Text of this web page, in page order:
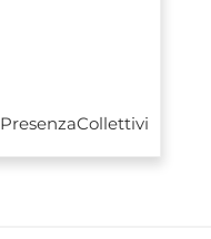
PresenzaCollettivi